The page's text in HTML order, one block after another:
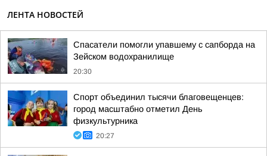
ЛЕНТА НОВОСТЕЙ
Спасатели помогли упавшему с сапборда на
Зейском водохранилище
20:30
Спорт объединил тысячи благовещенцев:
город масштабно отметил День
физкультурника
20:27